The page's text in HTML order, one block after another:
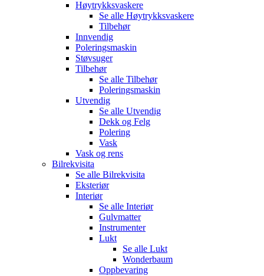
Høytrykksvaskere
Se alle Høytrykksvaskere
Tilbehør
Innvendig
Poleringsmaskin
Støvsuger
Tilbehør
Se alle Tilbehør
Poleringsmaskin
Utvendig
Se alle Utvendig
Dekk og Felg
Polering
Vask
Vask og rens
Bilrekvisita
Se alle Bilrekvisita
Eksteriør
Interiør
Se alle Interiør
Gulvmatter
Instrumenter
Lukt
Se alle Lukt
Wonderbaum
Oppbevaring